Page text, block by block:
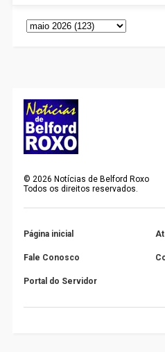
©2026 Notícias de Belford Roxo
Todos os direitos reservados.
Página inicial
Fale Conosco
Portal do Servidor